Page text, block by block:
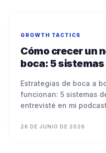
GROWTH TACTICS
Cómo crecer un
boca: 5
Estrategias de boca a
funcionan: 5 sistemas
entrevisté en mi
26 DE JUNIO DE 2026